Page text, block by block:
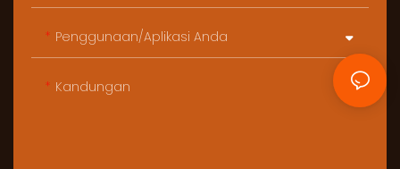
Penggunaan/Aplikasi Anda
Kandungan